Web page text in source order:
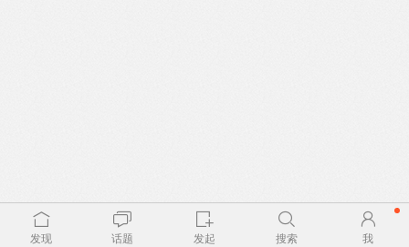
发现 话题 发起 搜索 我